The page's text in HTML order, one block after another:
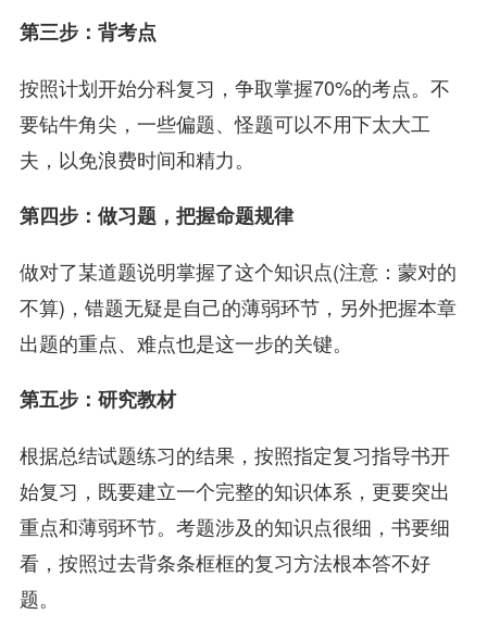
第三步：背考点
按照计划开始分科复习，争取掌握70%的考点。不
要钻牛角尖，一些偏题、怪题可以不用下太大工
夫，以免浪费时间和精力。
第四步：做习题，把握命题规律
做对了某道题说明掌握了这个知识点(注意：蒙对的
不算)，错题无疑是自己的薄弱环节，另外把握本章
出题的重点、难点也是这一步的关键。
第五步：研究教材
根据总结试题练习的结果，按照指定复习指导书开
始复习，既要建立一个完整的知识体系，更要突出
重点和薄弱环节。考题涉及的知识点很细，书要细
看，按照过去背条条框框的复习方法根本答不好
题。